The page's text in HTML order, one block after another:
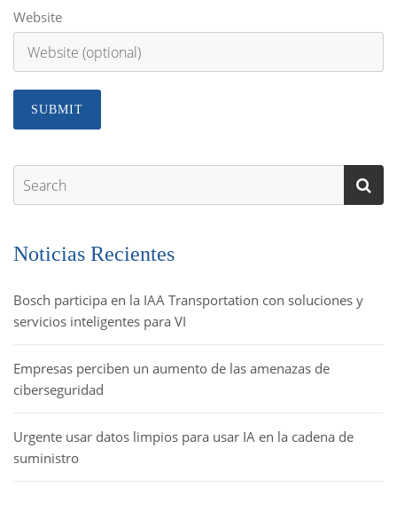
Website
Noticias Recientes
Bosch participa en la IAA Transportation con soluciones y
servicios inteligentes para VI
Empresas perciben un aumento de las amenazas de
ciberseguridad
Urgente usar datos limpios para usar IA en la cadena de
suministro